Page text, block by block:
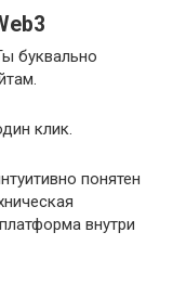
буквально
клик.
понятен
внутри